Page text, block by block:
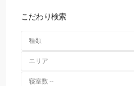
こだわり検索
種類
エリア
寝室数 --